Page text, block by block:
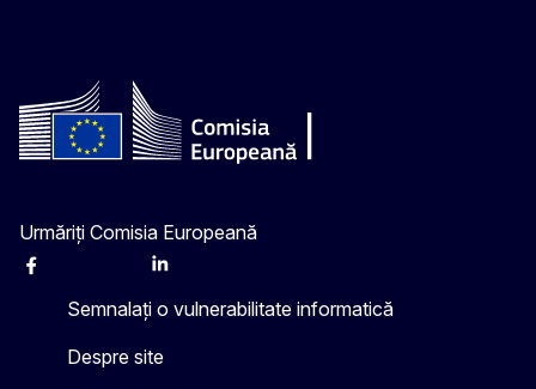
Urmăriți Comisia Europeană
Facebook Linkedin
Semnalați o vulnerabilitate informatică
Despre site